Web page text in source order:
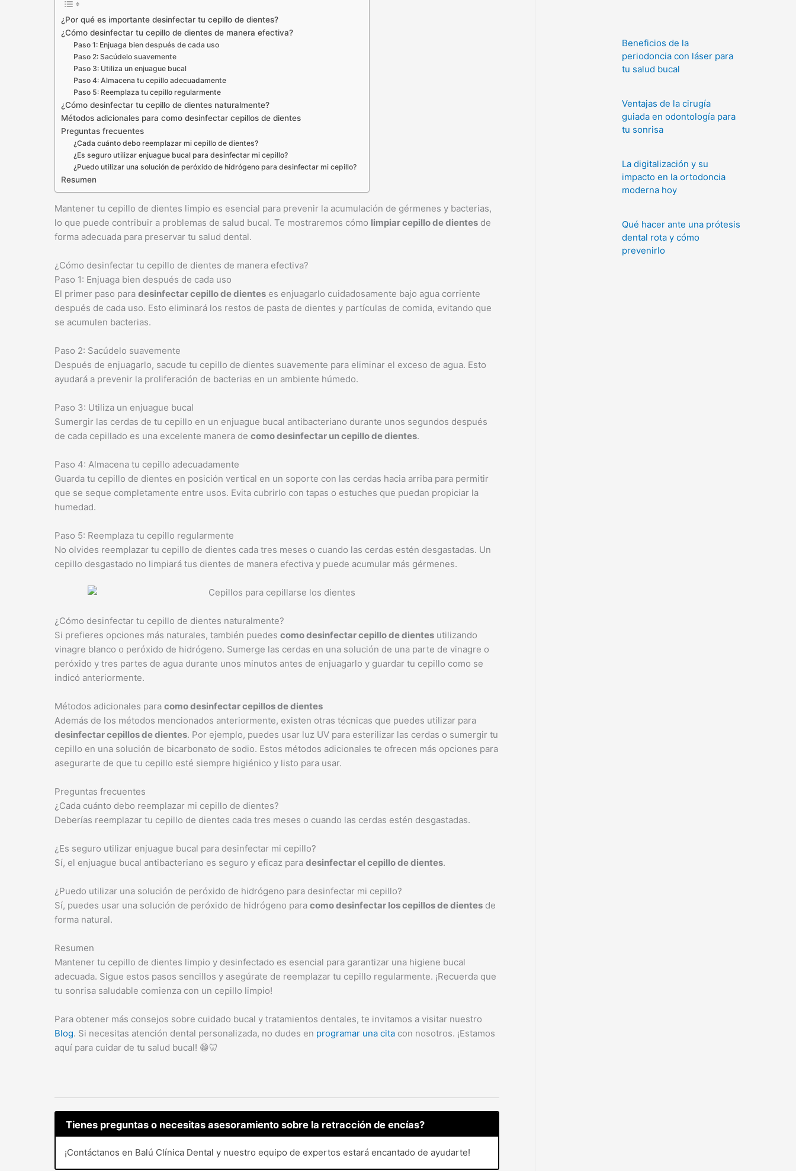
¿Por qué es importante desinfectar tu cepillo de dientes?
¿Cómo desinfectar tu cepillo de dientes de manera efectiva?
Paso 1: Enjuaga bien después de cada uso
Paso 2: Sacúdelo suavemente
Paso 3: Utiliza un enjuague bucal
Paso 4: Almacena tu cepillo adecuadamente
Paso 5: Reemplaza tu cepillo regularmente
¿Cómo desinfectar tu cepillo de dientes naturalmente?
Métodos adicionales para como desinfectar cepillos de dientes
Preguntas frecuentes
¿Cada cuánto debo reemplazar mi cepillo de dientes?
¿Es seguro utilizar enjuague bucal para desinfectar mi cepillo?
¿Puedo utilizar una solución de peróxido de hidrógeno para desinfectar mi cepillo?
Resumen
Mantener tu cepillo de dientes limpio es esencial para prevenir la acumulación de gérmenes y bacterias,
lo que puede contribuir a problemas de salud bucal. Te mostraremos cómo limpiar cepillo de dientes de
forma adecuada para preservar tu salud dental.
¿Cómo desinfectar tu cepillo de dientes de manera efectiva?
Paso 1: Enjuaga bien después de cada uso
El primer paso para desinfectar cepillo de dientes es enjuagarlo cuidadosamente bajo agua corriente
después de cada uso. Esto eliminará los restos de pasta de dientes y partículas de comida, evitando que
se acumulen bacterias.
Paso 2: Sacúdelo suavemente
Después de enjuagarlo, sacude tu cepillo de dientes suavemente para eliminar el exceso de agua. Esto
ayudará a prevenir la proliferación de bacterias en un ambiente húmedo.
Paso 3: Utiliza un enjuague bucal
Sumergir las cerdas de tu cepillo en un enjuague bucal antibacteriano durante unos segundos después
de cada cepillado es una excelente manera de como desinfectar un cepillo de dientes.
Paso 4: Almacena tu cepillo adecuadamente
Guarda tu cepillo de dientes en posición vertical en un soporte con las cerdas hacia arriba para permitir
que se seque completamente entre usos. Evita cubrirlo con tapas o estuches que puedan propiciar la
humedad.
Paso 5: Reemplaza tu cepillo regularmente
No olvides reemplazar tu cepillo de dientes cada tres meses o cuando las cerdas estén desgastadas. Un
cepillo desgastado no limpiará tus dientes de manera efectiva y puede acumular más gérmenes.
¿Cómo desinfectar tu cepillo de dientes naturalmente?
Si prefieres opciones más naturales, también puedes como desinfectar cepillo de dientes utilizando
vinagre blanco o peróxido de hidrógeno. Sumerge las cerdas en una solución de una parte de vinagre o
peróxido y tres partes de agua durante unos minutos antes de enjuagarlo y guardar tu cepillo como se
indicó anteriormente.
Métodos adicionales para como desinfectar cepillos de dientes
Además de los métodos mencionados anteriormente, existen otras técnicas que puedes utilizar para
desinfectar cepillos de dientes. Por ejemplo, puedes usar luz UV para esterilizar las cerdas o sumergir tu
cepillo en una solución de bicarbonato de sodio. Estos métodos adicionales te ofrecen más opciones para
asegurarte de que tu cepillo esté siempre higiénico y listo para usar.
Preguntas frecuentes
¿Cada cuánto debo reemplazar mi cepillo de dientes?
Deberías reemplazar tu cepillo de dientes cada tres meses o cuando las cerdas estén desgastadas.
¿Es seguro utilizar enjuague bucal para desinfectar mi cepillo?
Sí, el enjuague bucal antibacteriano es seguro y eficaz para desinfectar el cepillo de dientes.
¿Puedo utilizar una solución de peróxido de hidrógeno para desinfectar mi cepillo?
Sí, puedes usar una solución de peróxido de hidrógeno para como desinfectar los cepillos de dientes de
forma natural.
Resumen
Mantener tu cepillo de dientes limpio y desinfectado es esencial para garantizar una higiene bucal
adecuada. Sigue estos pasos sencillos y asegúrate de reemplazar tu cepillo regularmente. ¡Recuerda que
tu sonrisa saludable comienza con un cepillo limpio!
Para obtener más consejos sobre cuidado bucal y tratamientos dentales, te invitamos a visitar nuestro
Blog. Si necesitas atención dental personalizada, no dudes en programar una cita con nosotros. ¡Estamos
aquí para cuidar de tu salud bucal! 😁🦷
Tienes preguntas o necesitas asesoramiento sobre la retracción de encías?
¡Contáctanos en Balú Clínica Dental y nuestro equipo de expertos estará encantado de ayudarte!
Beneficios de la
periodoncia con láser para
tu salud bucal
Ventajas de la cirugía
guiada en odontología para
tu sonrisa
La digitalización y su
impacto en la ortodoncia
moderna hoy
Qué hacer ante una prótesis
dental rota y cómo
prevenirlo